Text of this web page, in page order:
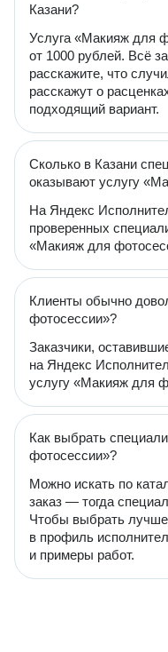
Казани?
Услуга «Макияж для
от 1000 рублей. Всё
расскажите, что
расскажут о
подходящий вариант.
Сколько в Казани
оказывают услугу
На Яндекс
проверенных
«Макияж для
Клиенты обычно
фотосессии»?
Заказчики,
на Яндекс
услугу «Макияж для
Как выбрать
фотосессии»?
Можно искать по
заказ — тогда
Чтобы выбрать
в профиль
и примеры работ.